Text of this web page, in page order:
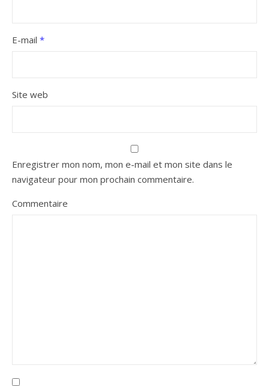
E-mail *
Site web
Enregistrer mon nom, mon e-mail et mon site dans le
navigateur pour mon prochain commentaire.
Commentaire